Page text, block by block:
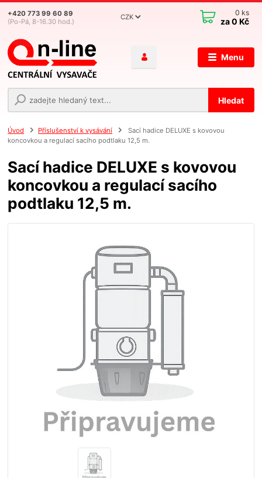
Menu
CZK
Hledat
+420 773 99 60 89
(Po-Pá, 8-16.30 hod.)
0 ks
za0 Kč
Úvod Příslušenství k vysávání
Sací hadice DELUXE s kovovou
koncovkou a regulací sacího podtlaku 12,5 m.
Sací hadice DELUXE s kovovou
koncovkou a regulací sacího
podtlaku 12,5 m.